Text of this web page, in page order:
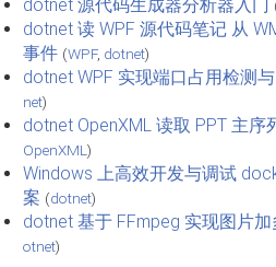
dotnet 源代码生成器分析器入门
dotnet 读 WPF 源代码笔记 从
事件 (WPF, dotnet)
dotnet WPF 实现端口占用检测
net)
dotnet OpenXML 读取 PPT 主
OpenXML )
Windows 上高效开发与调试
案 (dotnet)
dotnet 基于 FFmpeg 实现图片
otnet)